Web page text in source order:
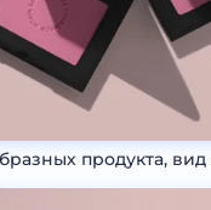
продукта, вид